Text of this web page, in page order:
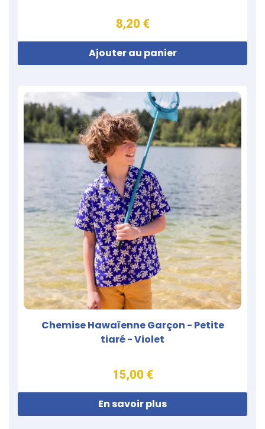
8,20 €
Ajouter au panier
Chemise Hawaïenne Garçon - Petite
tiaré - Violet
15,00 €
En savoir plus